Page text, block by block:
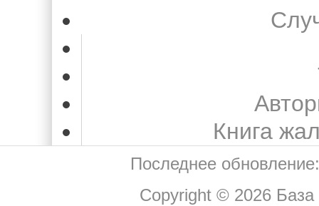
Книга
Последнее
Copyright © 2026 База